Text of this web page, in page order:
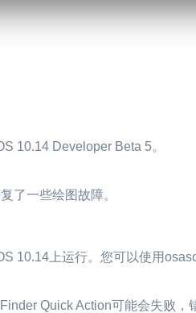
10.14 Developer Beta 5。
了一些绘图故障。
10.14上运行。您可以使用
Quick Action可能会失败，